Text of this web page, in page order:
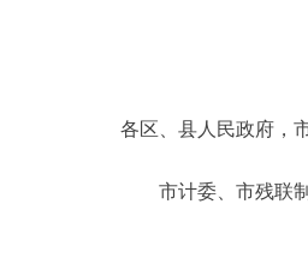
各区、县人民政府，
市计委、市残联制